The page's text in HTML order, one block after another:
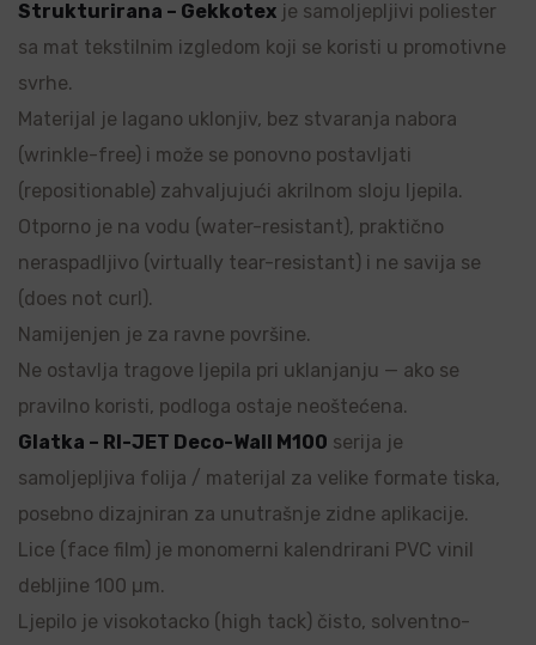
Strukturirana – Gekkotex je samoljepljivi poliester
sa mat tekstilnim izgledom koji se koristi u promotivne
svrhe.
Materijal je lagano uklonjiv, bez stvaranja nabora
(wrinkle-free) i može se ponovno postavljati
(repositionable) zahvaljujući akrilnom sloju ljepila.
Otporno je na vodu (water-resistant), praktično
neraspadljivo (virtually tear-resistant) i ne savija se
(does not curl).
Namijenjen je za ravne površine.
Ne ostavlja tragove ljepila pri uklanjanju — ako se
pravilno koristi, podloga ostaje neoštećena.
Glatka – RI-JET Deco-Wall M100 serija je
samoljepljiva folija / materijal za velike formate tiska,
posebno dizajniran za unutrašnje zidne aplikacije.
Lice (face film) je monomerni kalendrirani PVC vinil
debljine 100 µm.
Ljepilo je visokotacko (high tack) čisto, solventno-